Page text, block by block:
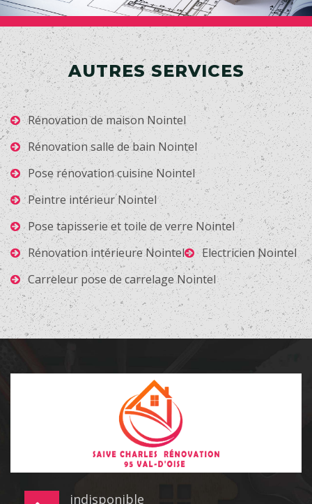
AUTRES SERVICES
Rénovation de maison Nointel
Rénovation salle de bain Nointel
Pose rénovation cuisine Nointel
Peintre intérieur Nointel
Pose tapisserie et toile de verre Nointel
Rénovation intérieure Nointel
Electricien Nointel
Carreleur pose de carrelage Nointel
indisponible